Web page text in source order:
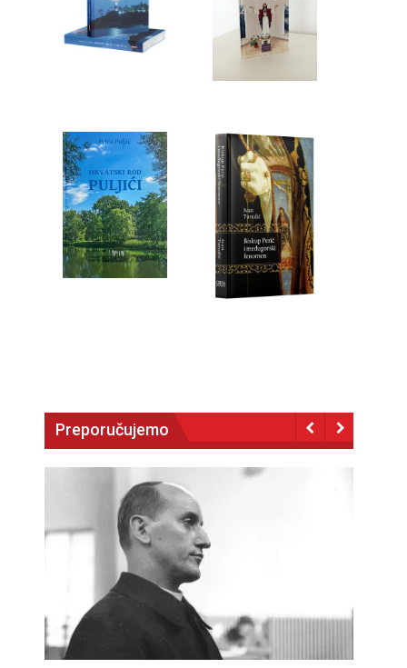
Preporučujemo